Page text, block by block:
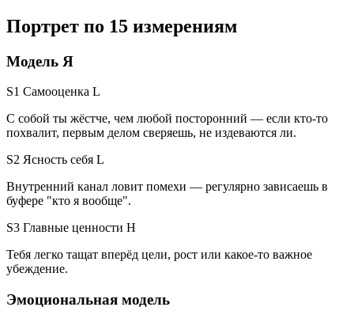
Портрет по 15 измерениям
Модель Я
S1 Самооценка L
С собой ты жёстче, чем любой посторонний — если кто-то
похвалит, первым делом сверяешь, не издеваются ли.
S2 Ясность себя L
Внутренний канал ловит помехи — регулярно зависаешь в
буфере "кто я вообще".
S3 Главные ценности H
Тебя легко тащат вперёд цели, рост или какое-то важное
убеждение.
Эмоциональная модель